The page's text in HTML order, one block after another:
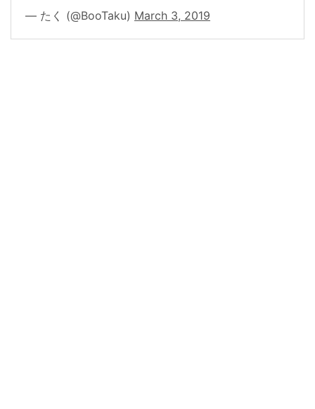
— たく (@BooTaku) March 3, 2019